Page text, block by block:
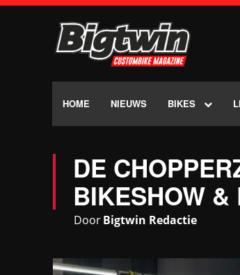
HOME NIEUWS BIKES
DE
BIKESHOW &
DoorBigtwin Redactie